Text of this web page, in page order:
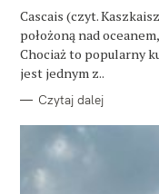
ICascais (czyt.
położoną nad
Chociaż to popularny
jest jednym z..
Czytaj dalej